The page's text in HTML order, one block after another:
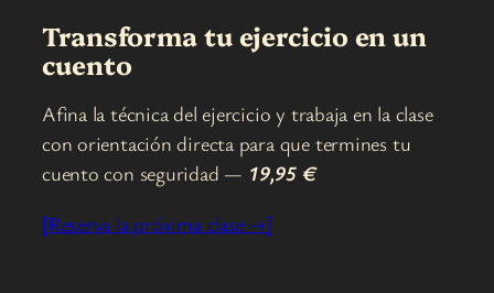
Transforma tu ejercicio en un
cuento
Afina la técnica del ejercicio y trabaja en la clase
con orientación directa para que termines tu
cuento con seguridad — 19,95 €
[Reserva la próxima clase →]